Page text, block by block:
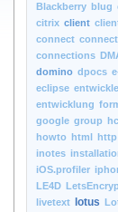
Blackberry blug
citrix client
connect
connections
domino dpocs
eclipse
entwicklung
google group
howto html http
inotes
iOS.profiler
LE4D
livetext
lotus